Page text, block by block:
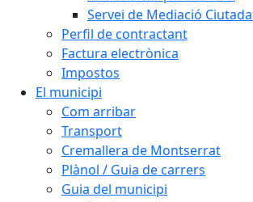
Servei de Mediació
Perfil de contractant
Factura electrònica
Impostos
El municipi
Com arribar
Transport
Cremallera de Montserrat
Plànol / Guia de carrers
Guia del municipi